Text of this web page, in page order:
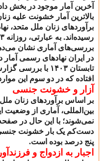
آخرین آمار موجود در بخش
بالاترین آمار خشونت
برآوردهای زنان ملل متحد،
رسیده‌اند. به عبارتی، روزانه
بررسی‌های آماری نشان
در ایران نهادهای رسمی
تابستان ۱۴۰۳ با بررسی
افتاده که در دو سوم این
آزار و خشونت جنسی
بر اساس برآوردهای زنان
بین‌المللی، آماری از
نمی‌شوند؛ با این حال در
دست‌‌کم یک بار خشونت جنسی
پنج درصد بوده است.
اجبار به ازدواج و